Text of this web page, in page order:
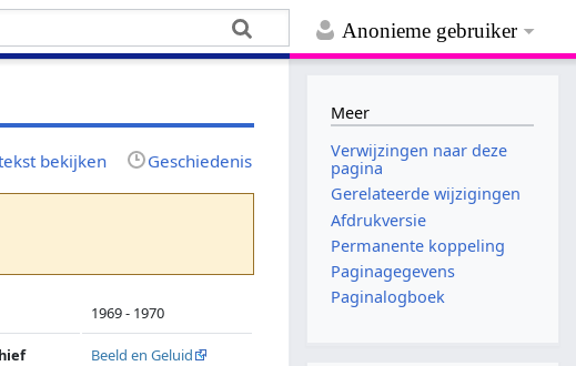
Anonieme gebruiker
bekijken Geschiedenis
1969 - 1970
Beeld en Geluid
Meer
Verwijzingen naar deze
pagina
Gerelateerde wijzigingen
Afdrukversie
Permanente koppeling
Paginagegevens
Paginalogboek